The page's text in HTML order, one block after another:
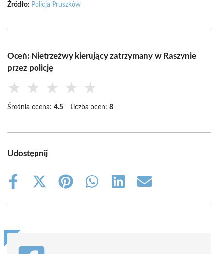
Źródło: Policja Pruszków
Oceń: Nietrzeźwy kierujący zatrzymany w Raszynie
przez policję
★ ★ ★ ★ ★
Średnia ocena: 4.5 Liczba ocen: 8
Udostępnij
Share
Share
(Twitter)
Share
Share
Share
Share